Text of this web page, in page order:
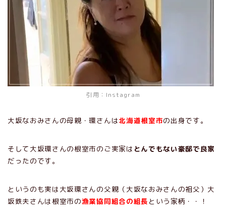
引用： Instagram
大坂なおみさんの母親・環さんは北海道根室市の出身です。
そして大坂環さんの根室市のご実家は とんでもない豪邸で良家
だったのです。
というのも実は大坂環さんの父親（大坂なおみさんの祖父）大
坂鉄夫さんは根室市の漁業協同組合の組長 という家柄・・！